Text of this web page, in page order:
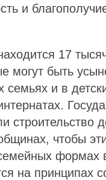
и
17
могут быть
и в
строительство
чтобы
формах
на принципах